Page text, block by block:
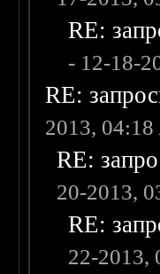
RE:
- 12-18-
RE:
2013,
RE:
20-2013,
RE:
22-2013,